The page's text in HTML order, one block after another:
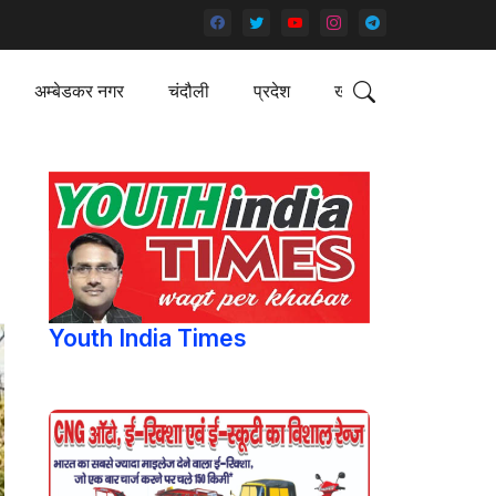
अम्बेडकर नगर चंदौली प्रदेश खेल
Youth India Times